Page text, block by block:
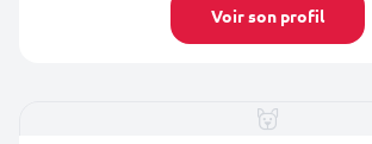
Voir son profil